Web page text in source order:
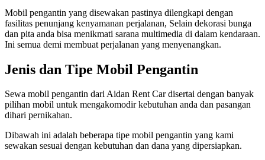
Mobil pengantin yang disewakan pastinya dilengkapi dengan
fasilitas penunjang kenyamanan perjalanan, Selain dekorasi bunga
dan pita anda bisa menikmati sarana multimedia di dalam kendaraan.
Ini semua demi membuat perjalanan yang menyenangkan.
Jenis dan Tipe Mobil Pengantin
Sewa mobil pengantin dari Aidan Rent Car disertai dengan banyak
pilihan mobil untuk mengakomodir kebutuhan anda dan pasangan
dihari pernikahan.
Dibawah ini adalah beberapa tipe mobil pengantin yang kami
sewakan sesuai dengan kebutuhan dan dana yang dipersiapkan.